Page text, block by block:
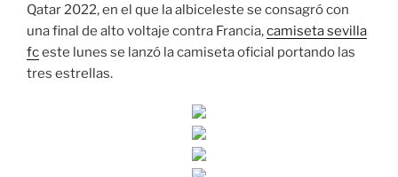
Qatar 2022, en el que la albiceleste se consagró con
una final de alto voltaje contra Francia,camiseta sevilla
fceste lunes se lanzó la camiseta oficial portando las
tres estrellas.